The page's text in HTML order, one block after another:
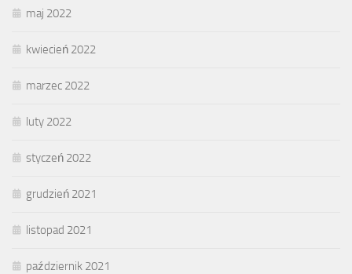
maj 2022
kwiecień 2022
marzec 2022
luty 2022
styczeń 2022
grudzień 2021
listopad 2021
październik 2021